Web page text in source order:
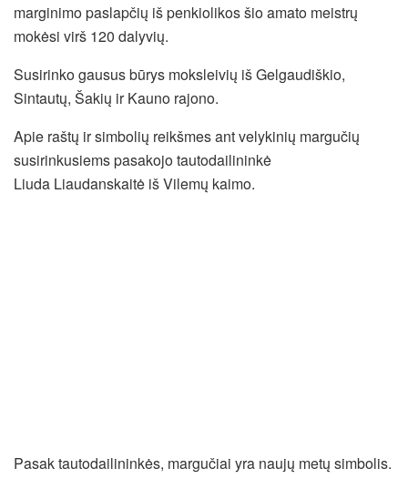
marginimo paslapčių iš penkiolikos šio amato meistrų
mokėsi virš 120 dalyvių.
Susirinko gausus būrys moksleivių iš Gelgaudiškio,
Sintautų, Šakių ir Kauno rajono.
Apie raštų ir simbolių reikšmes ant velykinių margučių
susirinkusiems pasakojo tautodailininkė
Liuda Liaudanskaitė iš Vilemų kaimo.
Pasak tautodailininkės, margučiai yra naujų metų simbolis.